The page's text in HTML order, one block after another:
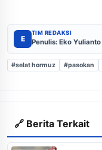
E
TIM REDAKSI
Penulis: Eko Yulianto
#selat hormuz #pasokan
🔗 Berita Terkait